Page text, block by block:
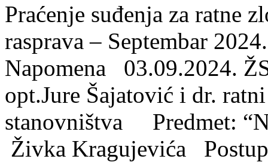
Praćenje suđenja za ratne
rasprava – Septembar
Napomena 03.09.2024.
opt.Jure Šajatović i dr.
stanovništva Predmet:
Živka Kragujevića